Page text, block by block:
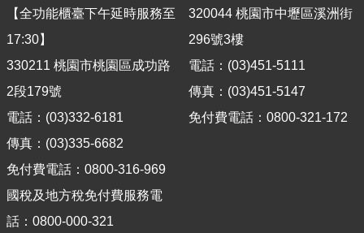
分
眾
導
視
訊
服
屋
【全功能櫃臺下午延時服務至
17:30】
330211 桃園市桃園區成功路
2段179號
電話：(03)332-6181
傳真：(03)335-6682
免付費電話：0800-316-969
國稅及地方稅免付費服務電
話：0800-000-321
320044 桃園市中壢區溪洲街
296號3樓
電話：(03)451-5111
傳真：(03)451-5147
免付費電話：0800-321-172